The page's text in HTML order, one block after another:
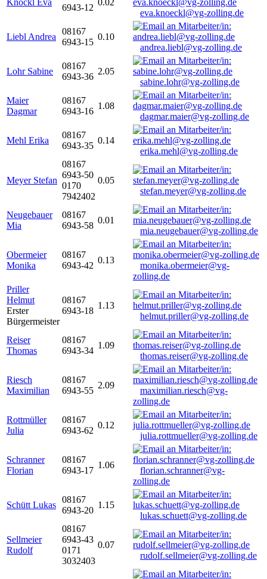
Knöckl Eva
6943-12
0.02
eva.knoeckl@vg-zolling.de
Liebl Andrea
08167
6943-15
0.10
andrea.liebl@vg-zolling.de
Lohr Sabine
08167
6943-36
2.05
sabine.lohr@vg-zolling.de
Maier
Dagmar
08167
6943-16
1.08
dagmar.maier@vg-zolling.de
Mehl Erika
08167
6943-35
0.14
erika.mehl@vg-zolling.de
Meyer Stefan
08167
6943-50
0170
7942402
0.05
stefan.meyer@vg-zolling.de
Neugebauer
Mia
08167
6943-58
0.01
mia.neugebauer@vg-zolling.de
Obermeier
Monika
08167
6943-42
0.13
monika.obermeier@vg-
zolling.de
Priller
Helmut
Erster
Bürgermeister
08167
6943-18
1.13
helmut.priller@vg-zolling.de
Reiser
Thomas
08167
6943-34
1.09
thomas.reiser@vg-zolling.de
Riesch
Maximilian
08167
6943-55
2.09
maximilian.riesch@vg-
zolling.de
Rottmüller
Julia
08167
6943-62
0.12
julia.rottmueller@vg-zolling.de
Schranner
Florian
08167
6943-17
1.06
florian.schranner@vg-
zolling.de
Schütt Lukas
08167
6943-20
1.15
lukas.schuett@vg-zolling.de
Sellmeier
Rudolf
08167
6943-43
0171
3032403
0.07
rudolf.sellmeier@vg-zolling.de